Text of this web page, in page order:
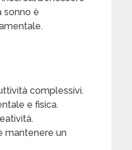
sonno è
complessivi.
e fisica.
mantenere un